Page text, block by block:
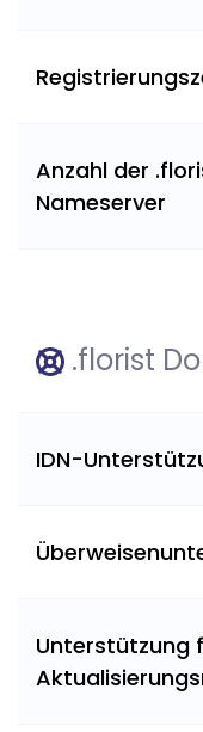
Anzahl der
Nameserver
.florist
IDN-
Unterstützung